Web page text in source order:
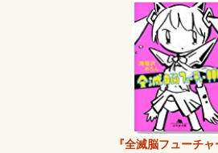
『全滅脳フューチャ